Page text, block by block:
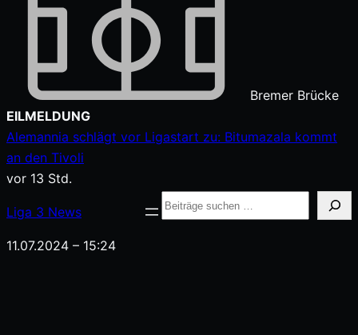
Bremer Brücke
Zum
Inhalt
springen
EILMELDUNG
Alemannia schlägt vor Ligastart zu: Bitumazala kommt
an den Tivoli
vor 13 Std.
Liga 3 News
Suche
11.07.2024 – 15:24